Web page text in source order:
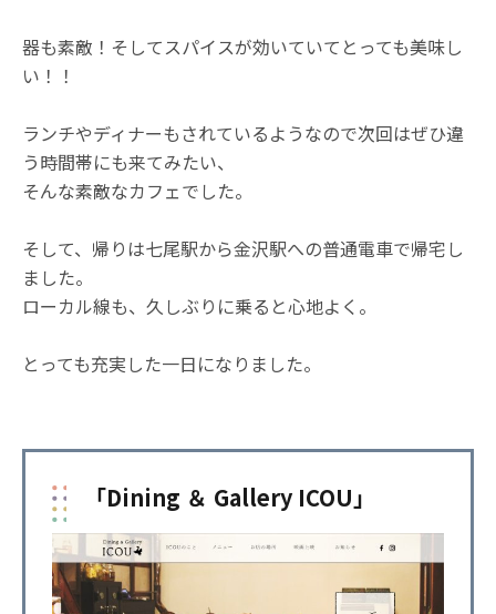
器も素敵！そしてスパイスが効いていてとっても美味し
い！！
ランチやディナーもされているようなので次回はぜひ違
う時間帯にも来てみたい、
そんな素敵なカフェでした。
そして、帰りは七尾駅から金沢駅への普通電車で帰宅し
ました。
ローカル線も、久しぶりに乗ると心地よく。
とっても充実した一日になりました。
「Dining ＆ Gallery ICOU」